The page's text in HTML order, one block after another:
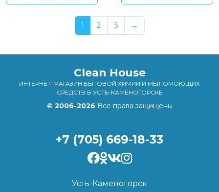
1 2 3 →
Clean House
ИНТЕРНЕТ-МАГАЗИН БЫТОВОЙ ХИМИИ И МЫЛОМОЮЩИХ
СРЕДСТВ В УСТЬ-КАМЕНОГОРСКЕ
© 2006-2026 Все права защищены
+7 (705) 669-18-33
Усть-Каменогорск